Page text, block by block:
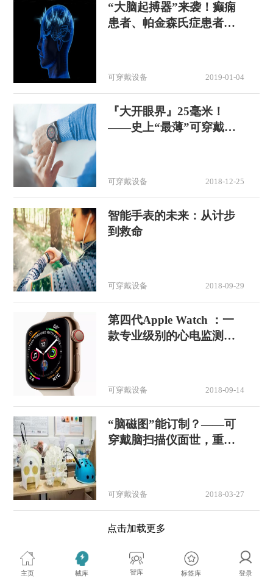
“大脑起搏器”来袭！癫痫
患者、帕金森氏症患者的
可穿戴设备 2019-01-04
『大开眼界』25毫米！
——史上“最薄”可穿戴式
可穿戴设备 2018-12-25
智能手表的未来：从计步
到救命
可穿戴设备 2018-09-29
第四代Apple Watch ：一
款专业级别的心电监测设
可穿戴设备 2018-09-14
“脑磁图”能订制？——可
穿戴脑扫描仪面世，重量
可穿戴设备 2018-03-27
点击加载更多
主页 械库 智库 标签库 登录